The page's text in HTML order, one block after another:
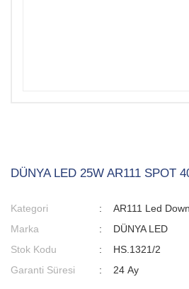
DÜNYA LED 25W AR111 SPOT
Kategori AR111 Led
Marka
DÜNYA LED
Stok Kodu
HS.1321/2
Garanti Süresi
24 Ay